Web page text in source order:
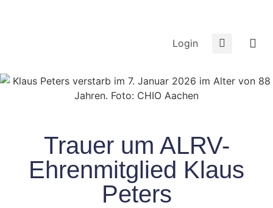
Login
Trauer um ALRV-
Ehrenmitglied Klaus
Peters